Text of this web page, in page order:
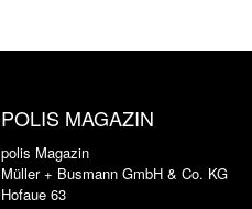
POLIS MAGAZIN
polis Magazin
Müller + Busmann GmbH & Co. KG
Hofaue 63